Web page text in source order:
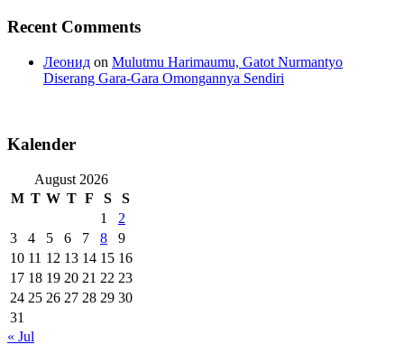
Recent Comments
Леонид on Mulutmu Harimaumu, Gatot Nurmantyo
Diserang Gara-Gara Omongannya Sendiri
Kalender
August 2026
M T W T F S
S
1
2
3
4 5 6 7 8
9
10 11 12 13 14 15 16
17 18 19 20 21 22 23
24 25 26 27 28 29 30
31
« Jul